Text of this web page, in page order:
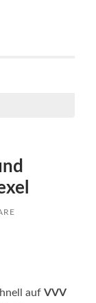
aufVVV